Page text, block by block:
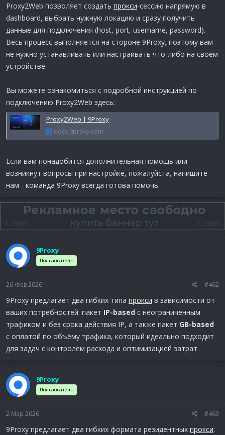
Proxy2Web позволяет создать прокси-сессию напрямую в
dashboard, выбрать нужную локацию и сразу получить
данные для подключения (host, port, username, password).
Весь процесс выполняется на стороне 9Proxy, поэтому вам
не нужно устанавливать или настраивать что-либо на своем
устройстве.
Вы можете ознакомиться с подробной инструкцией по
подключению Proxy2Web здесь:
Proxy2Web | 9Proxy
docs.9proxy.com
Если вам понадобится дополнительная помощь или
возникнут вопросы при настройке, пожалуйста, напишите
нам - команда 9Proxy всегда готова помочь.
9Proxy
Пользователь
26 Фев 2026 #462
9Proxy предлагает два гибких типа прокси в зависимости от
ваших потребностей: пакет IP-based с неограниченным
трафиком и без срока действия IP, а также пакет GB-based
с оплатой по объёму трафика, который идеально подходит
для задач с контролем расхода и оптимизацией затрат.
9Proxy
Пользователь
2 Мар 2026 #463
9Proxy предлагает два гибких формата резидентных прокси: